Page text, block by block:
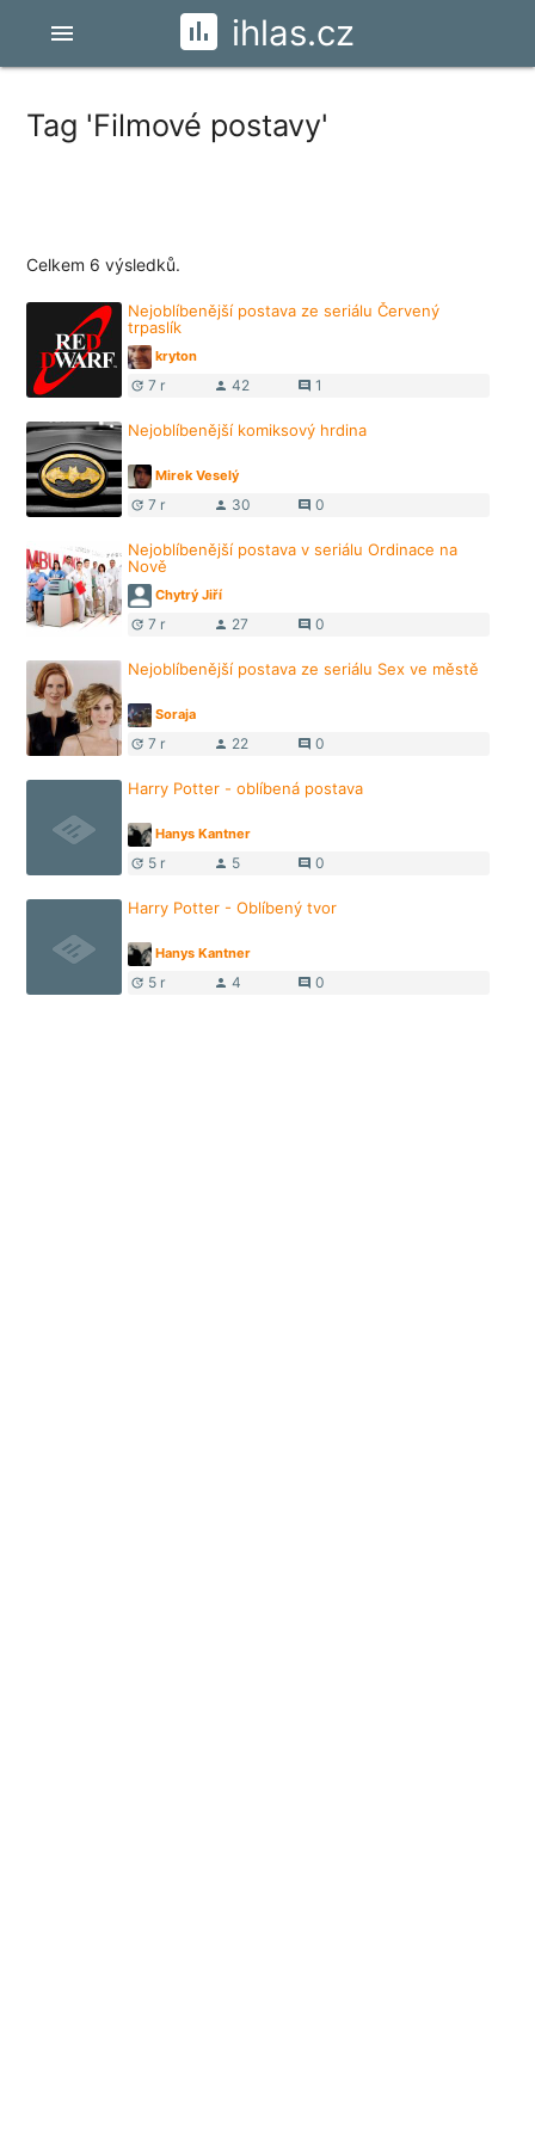
ihlas.cz
menu
Tag 'Filmové postavy'
Celkem 6 výsledků.
Nejoblíbenější postava ze seriálu Červený
trpaslík
kryton
update 7 r person 42 comment 1
Nejoblíbenější komiksový hrdina
Mirek Veselý
update 7 r person 30 comment 0
Nejoblíbenější postava v seriálu Ordinace na
Nově
Chytrý Jiří
update 7 r person 27 comment 0
Nejoblíbenější postava ze seriálu Sex ve městě
Soraja
update 7 r person 22 comment 0
Harry Potter - oblíbená postava
Hanys Kantner
update 5 r person 5 comment 0
Harry Potter - Oblíbený tvor
Hanys Kantner
update 5 r person 4 comment 0